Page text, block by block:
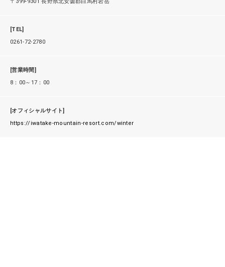
[TEL]
0261-72-2780
[営業時間]
8：00～17：00
[オフィシャルサイト]
https://iwatake-mountain-resort.com/winter